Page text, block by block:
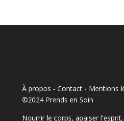
À propos - Contact- Mentions
©2024 Prends en Soin
Nourrir le corps, apaiser